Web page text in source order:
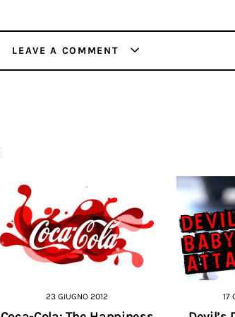
LEAVE A COMMENT
23 GIUGNO 2012 17